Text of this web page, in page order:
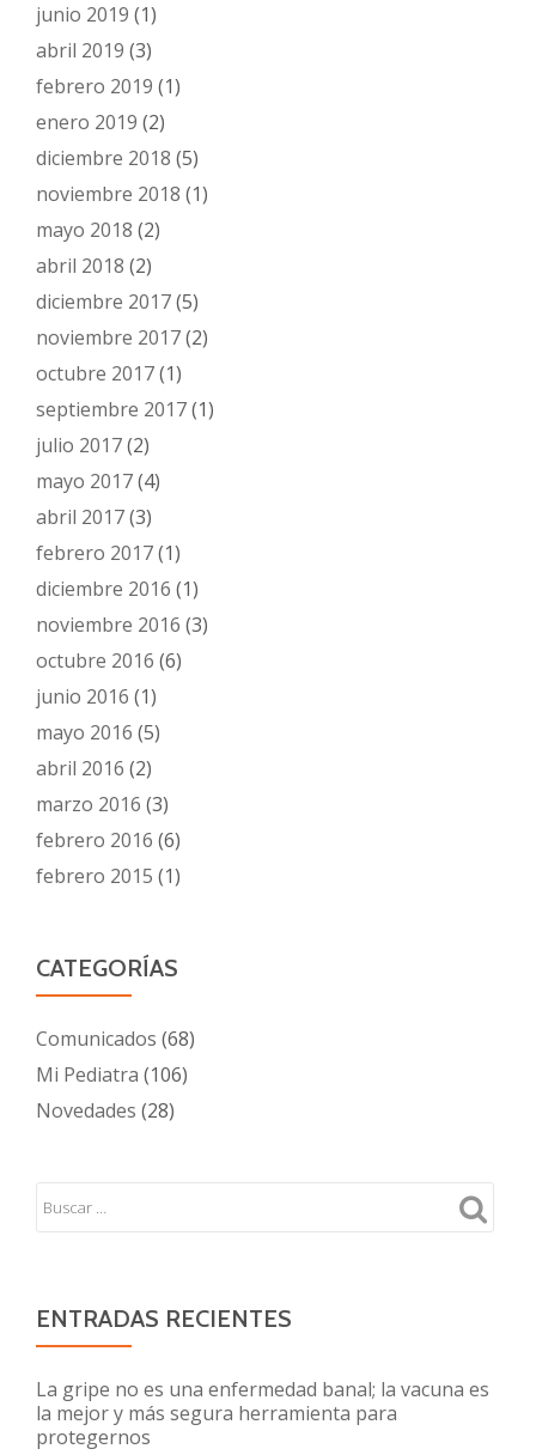
junio 2019 (1)
abril 2019 (3)
febrero 2019 (1)
enero 2019 (2)
diciembre 2018 (5)
noviembre 2018 (1)
mayo 2018 (2)
abril 2018 (2)
diciembre 2017(5)
noviembre 2017(2)
octubre 2017(1)
septiembre 2017(1)
julio 2017(2)
mayo 2017(4)
abril 2017(3)
febrero 2017(1)
diciembre 2016 (1)
noviembre 2016 (3)
octubre 2016 (6)
junio 2016 (1)
mayo 2016 (5)
abril 2016 (2)
marzo 2016 (3)
febrero 2016 (6)
febrero 2015 (1)
CATEGORÍAS
Comunicados (68)
Mi Pediatra (106)
Novedades (28)
ENTRADAS RECIENTES
La gripe no es una enfermedad banal; la vacuna es
la mejor y más segura herramienta para
protegernos